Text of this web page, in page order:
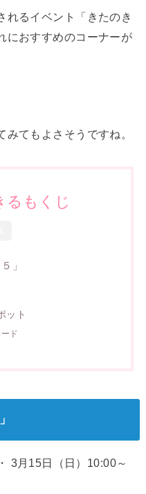
れるイベント「きたのき
におすすめのコーナーが
てもよさそうですね。
るもくじ
」
ット
ド
3月15日（日）10:00～